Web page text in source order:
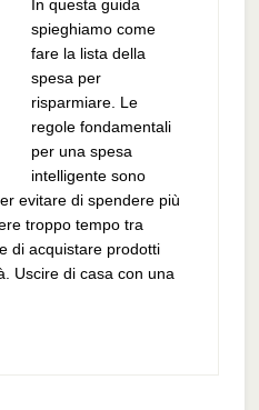
In questa guida
spieghiamo come
fare la lista della
spesa per
risparmiare. Le
regole fondamentali
per una spesa
intelligente sono
evitare di spendere più
troppo tempo tra
di acquistare prodotti
Uscire di casa con una